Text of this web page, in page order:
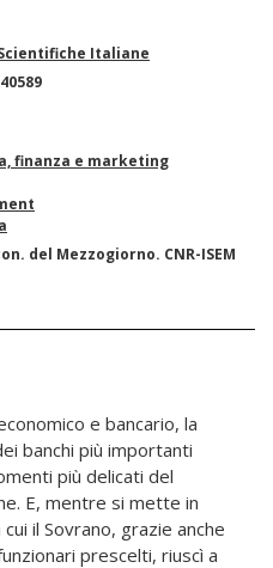
Italiane
finanza e marketing
del Mezzogiorno. CNR-ISEM
e bancario, la
banchi più importanti
più delicati del
E, mentre si mette in
il Sovrano, grazie anche
prescelti, riuscì a